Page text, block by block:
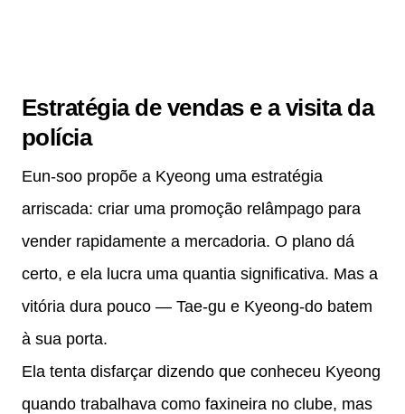
Estratégia de vendas e a visita da
polícia
Eun-soo propõe a Kyeong uma estratégia
arriscada: criar uma promoção relâmpago para
vender rapidamente a mercadoria. O plano dá
certo, e ela lucra uma quantia significativa. Mas a
vitória dura pouco — Tae-gu e Kyeong-do batem
à sua porta.
Ela tenta disfarçar dizendo que conheceu Kyeong
quando trabalhava como faxineira no clube, mas